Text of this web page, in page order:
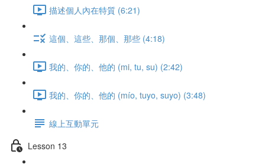
描述個人內在特質 (6:21)
這個、這些、那個、那些 (4:18)
我的、你的、他的 (mi, tu, su) (2:42)
我的、你的、他的 (mío, tuyo, suyo) (3:48)
線上互動單元
Lesson 13